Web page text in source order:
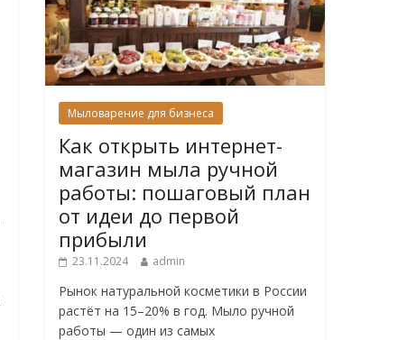
Мыловарение для бизнеса
Как открыть интернет-
магазин мыла ручной
работы: пошаговый план
от идеи до первой
прибыли
23.11.2024 admin
Рынок натуральной косметики в России
растёт на 15–20% в год. Мыло ручной
работы — один из самых